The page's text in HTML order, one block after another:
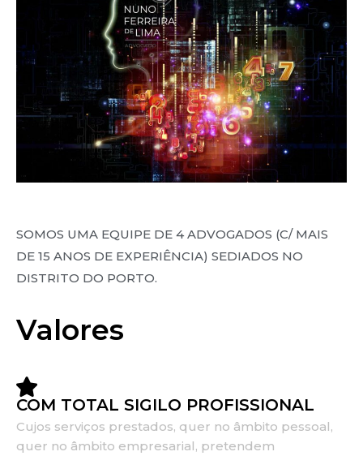
SOMOS UMA EQUIPE DE 4 ADVOGADOS (C/ MAIS
DE 15 ANOS DE EXPERIÊNCIA) SEDIADOS NO
DISTRITO DO PORTO.
Valores
COM TOTAL SIGILO PROFISSIONAL
Cujos serviços prestados, quer no âmbito pessoal,
quer no âmbito empresarial, pretendem